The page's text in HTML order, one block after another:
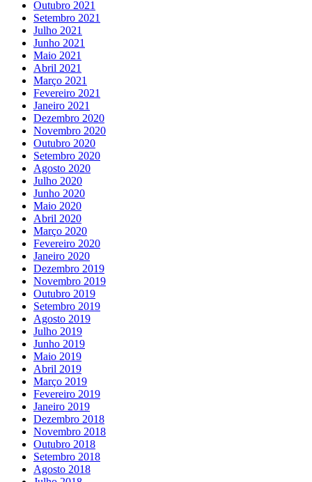
Outubro 2021
Setembro 2021
Julho 2021
Junho 2021
Maio 2021
Abril 2021
Março 2021
Fevereiro 2021
Janeiro 2021
Dezembro 2020
Novembro 2020
Outubro 2020
Setembro 2020
Agosto 2020
Julho 2020
Junho 2020
Maio 2020
Abril 2020
Março 2020
Fevereiro 2020
Janeiro 2020
Dezembro 2019
Novembro 2019
Outubro 2019
Setembro 2019
Agosto 2019
Julho 2019
Junho 2019
Maio 2019
Abril 2019
Março 2019
Fevereiro 2019
Janeiro 2019
Dezembro 2018
Novembro 2018
Outubro 2018
Setembro 2018
Agosto 2018